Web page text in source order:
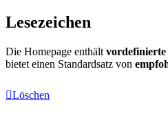
Lesezeichen
Die Homepage enthält vordefinierte
bietet einen Standardsatz von
Löschen